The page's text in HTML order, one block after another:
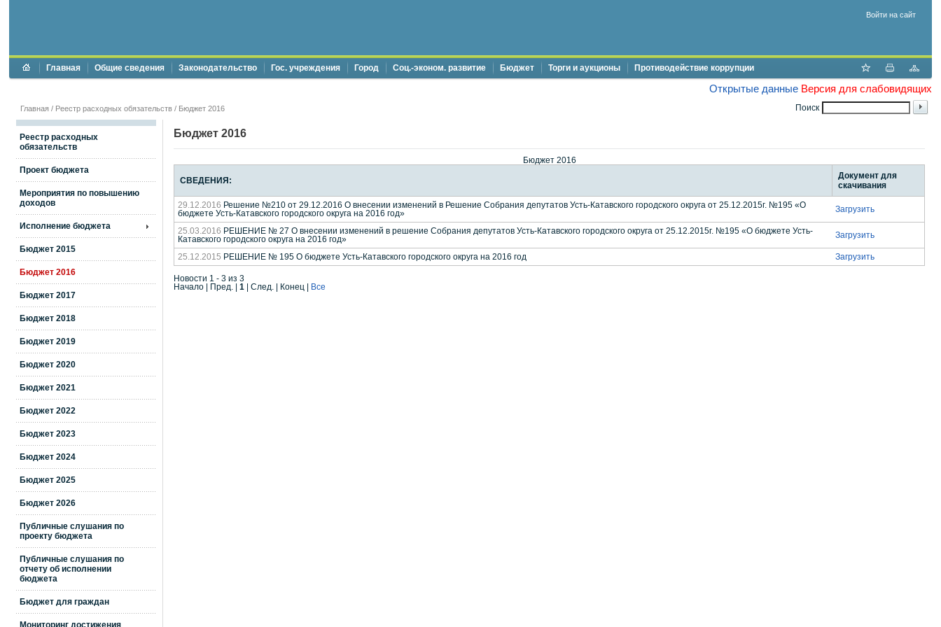
Войти на сайт
Главная Общие сведения Законодательство Гос. учреждения Город Соц.-эконом. развитие Бюджет Торги и аукционы Противодействие коррупции
Открытые данные Версия для слабовидящих
Поиск
Главная / Реестр расходных обязательств / Бюджет 2016
Реестр расходных
обязательств
Проект бюджета
Мероприятия по повышению
доходов
Исполнение бюджета
Бюджет 2015
Бюджет 2016
Бюджет 2017
Бюджет 2018
Бюджет 2019
Бюджет 2020
Бюджет 2021
Бюджет 2022
Бюджет 2023
Бюджет 2024
Бюджет 2025
Бюджет 2026
Публичные слушания по
проекту бюджета
Публичные слушания по
отчету об исполнении
бюджета
Бюджет для граждан
Мониторинг достижения
Бюджет 2016
Бюджет 2016
СВЕДЕНИЯ:
Документ для
скачивания
29.12.2016 Решение №210 от 29.12.2016 О внесении изменений в Решение Собрания депутатов Усть-Катавского городского округа от 25.12.2015г. №195 «О
бюджете Усть-Катавского городского округа на 2016 год»
Загрузить
25.03.2016 РЕШЕНИЕ № 27 О внесении изменений в решение Собрания депутатов Усть-Катавского городского округа от 25.12.2015г. №195 «О бюджете Усть-
Катавского городского округа на 2016 год»
Загрузить
25.12.2015 РЕШЕНИЕ № 195 О бюджете Усть-Катавского городского округа на 2016 год Загрузить
Новости 1 - 3 из 3
Начало | Пред. | 1 | След. | Конец Все